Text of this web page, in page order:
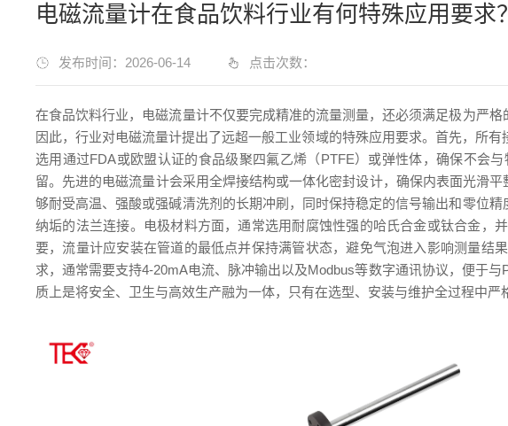
电磁流量计在食品饮料行业有何特殊应用要求？
发布时间：2026-06-14 点击次数：
在食品饮料行业，电磁流量计不仅要完成精准的流量测量，还必须满足极为严
因此，行业对电磁流量计提出了远超一般工业领域的特殊应用要求。首先，所
选用通过FDA或欧盟认证的食品级聚四氟乙烯（PTFE）或弹性体，确保不会
留。先进的电磁流量计会采用全焊接结构或一体化密封设计，确保内表面光滑
够耐受高温、强酸或强碱清洗剂的长期冲刷，同时保持稳定的信号输出和零位
纳垢的法兰连接。电极材料方面，通常选用耐腐蚀性强的哈氏合金或钛合金，
要，流量计应安装在管道的最低点并保持满管状态，避免气泡进入影响测量
求，通常需要支持4-20mA电流、脉冲输出以及Modbus等数字通讯协议，便于
质上是将安全、卫生与高效生产融为一体，只有在选型、安装与维护全过程中严